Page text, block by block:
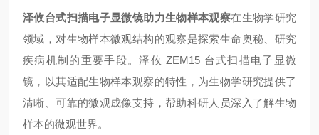
泽攸台式扫描电子显微镜助力生物样本观察在生物学研究
领域，对生物样本微观结构的观察是探索生命奥秘、研究
疾病机制的重要手段。泽攸 ZEM15 台式扫描电子显微
镜，以其适配生物样本观察的特性，为生物学研究提供了
清晰、可靠的微观成像支持，帮助科研人员深入了解生物
样本的微观世界。